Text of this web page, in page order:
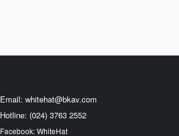
Email: whitehat@bkav.com
Hotline: (024) 3763 2552
Facebook: WhiteHat